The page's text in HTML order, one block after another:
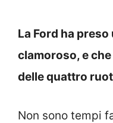
La Ford ha
clamoroso, e
delle quattro
Non sono tempi